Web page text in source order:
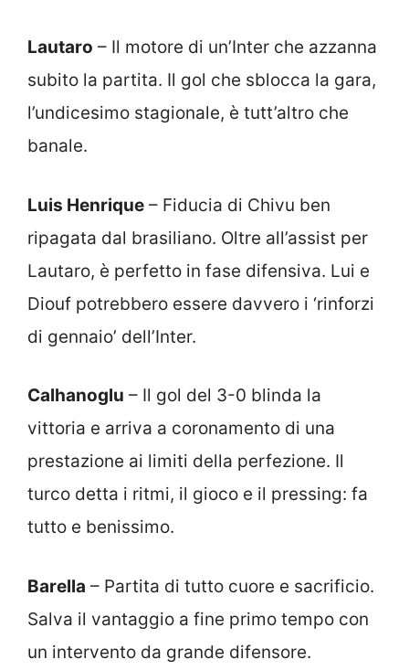
Lautaro – Il motore di un’Inter che azzanna
subito la partita. Il gol che sblocca la gara,
l’undicesimo stagionale, è tutt’altro che
banale.
Luis Henrique – Fiducia di Chivu ben
ripagata dal brasiliano. Oltre all’assist per
Lautaro, è perfetto in fase difensiva. Lui e
Diouf potrebbero essere davvero i ‘rinforzi
di gennaio’ dell’Inter.
Calhanoglu – Il gol del 3-0 blinda la
vittoria e arriva a coronamento di una
prestazione ai limiti della perfezione. Il
turco detta i ritmi, il gioco e il pressing: fa
tutto e benissimo.
Barella – Partita di tutto cuore e sacrificio.
Salva il vantaggio a fine primo tempo con
un intervento da grande difensore.